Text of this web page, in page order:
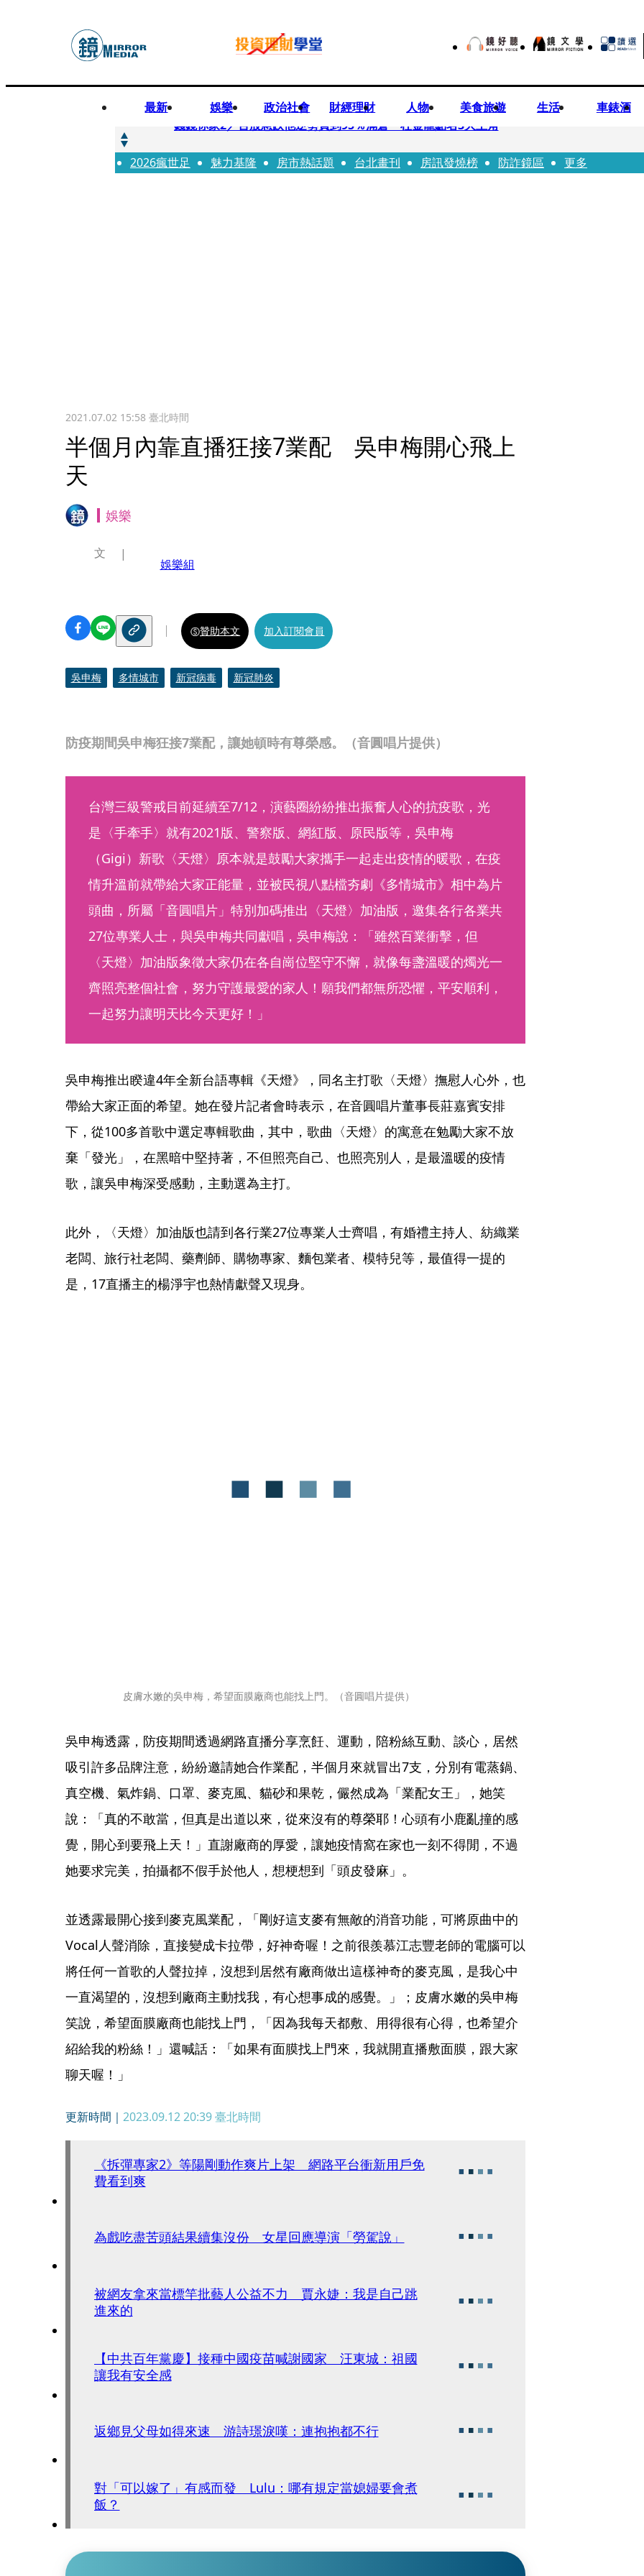
最新 娛樂 政治社會 財經理財 人物 美食旅遊 生活 車錶酒
快訊
錢鏡你家2／台股急跌他逆勢買到95％滿倉 杜金龍點名3大主角
快訊
八月寵物月 寵物食品大廠偕獸醫師提醒飼主四大照護誤區
2026瘋世足 魅力基隆 房市熱話題 台北畫刊 房訊發燒榜 防詐鏡區 更多
2021.07.02 15:58臺北時間
半個月內靠直播狂接7業配 吳申梅開心飛上
天
娛樂
防疫期間吳申梅狂接7業配，讓她頓時有尊榮感。（音圓唱片提供）
文
娛樂組
贊助本文 加入訂閱會員
吳申梅 多情城市 新冠病毒 新冠肺炎
台灣三級警戒目前延續至7/12，演藝圈紛紛推出振奮人心的抗疫歌，光
是〈手牽手〉就有2021版、警察版、網紅版、原民版等，吳申梅
（Gigi）新歌〈天燈〉原本就是鼓勵大家攜手一起走出疫情的暖歌，在疫
情升溫前就帶給大家正能量，並被民視八點檔夯劇《多情城市》相中為片
頭曲，所屬「音圓唱片」特別加碼推出〈天燈〉加油版，邀集各行各業共
27位專業人士，與吳申梅共同獻唱，吳申梅說：「雖然百業衝擊，但
〈天燈〉加油版象徵大家仍在各自崗位堅守不懈，就像每盞溫暖的燭光一
齊照亮整個社會，努力守護最愛的家人！願我們都無所恐懼，平安順利，
一起努力讓明天比今天更好！」
吳申梅推出睽違4年全新台語專輯《天燈》，同名主打歌〈天燈〉撫慰人心外，也
帶給大家正面的希望。她在發片記者會時表示，在音圓唱片董事長莊嘉賓安排
下，從100多首歌中選定專輯歌曲，其中，歌曲〈天燈〉的寓意在勉勵大家不放
棄「發光」，在黑暗中堅持著，不但照亮自己、也照亮別人，是最溫暖的疫情
歌，讓吳申梅深受感動，主動選為主打。
此外，〈天燈〉加油版也請到各行業27位專業人士齊唱，有婚禮主持人、紡織業
老闆、旅行社老闆、藥劑師、購物專家、麵包業者、模特兒等，最值得一提的
是，17直播主的楊淨宇也熱情獻聲又現身。
皮膚水嫩的吳申梅，希望面膜廠商也能找上門。（音圓唱片提供）
吳申梅透露，防疫期間透過網路直播分享烹飪、運動，陪粉絲互動、談心，居然
吸引許多品牌注意，紛紛邀請她合作業配，半個月來就冒出7支，分別有電蒸鍋、
真空機、氣炸鍋、口罩、麥克風、貓砂和果乾，儼然成為「業配女王」，她笑
說：「真的不敢當，但真是出道以來，從來沒有的尊榮耶！心頭有小鹿亂撞的感
覺，開心到要飛上天！」直謝廠商的厚愛，讓她疫情窩在家也一刻不得閒，不過
她要求完美，拍攝都不假手於他人，想梗想到「頭皮發麻」。
並透露最開心接到麥克風業配，「剛好這支麥有無敵的消音功能，可將原曲中的
Vocal人聲消除，直接變成卡拉帶，好神奇喔！之前很羨慕江志豐老師的電腦可以
將任何一首歌的人聲拉掉，沒想到居然有廠商做出這樣神奇的麥克風，是我心中
一直渴望的，沒想到廠商主動找我，有心想事成的感覺。」；皮膚水嫩的吳申梅
笑說，希望面膜廠商也能找上門，「因為我每天都敷、用得很有心得，也希望介
紹給我的粉絲！」還喊話：「如果有面膜找上門來，我就開直播敷面膜，跟大家
聊天喔！」
更新時間｜ 2023.09.12 20:39臺北時間
《拆彈專家2》等陽剛動作爽片上架 網路平台衝新用戶免
費看到爽
為戲吃盡苦頭結果續集沒份 女星回應導演「勞駕說」
被網友拿來當標竿批藝人公益不力 賈永婕：我是自己跳
進來的
【中共百年黨慶】接種中國疫苗喊謝國家 汪東城：祖國
讓我有安全感
返鄉見父母如得來速 游詩璟淚嘆：連抱抱都不行
對「可以嫁了」有感而發 Lulu：哪有規定當媳婦要會煮
飯？